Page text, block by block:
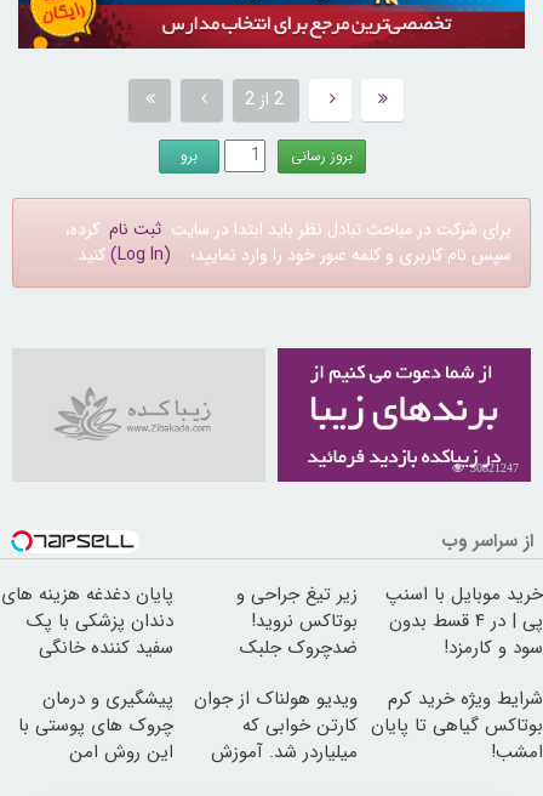
2 از 2
برای شرکت در مباحث تبادل نظر باید ابتدا در سایت ثبت نام کرده،
سپس نام کاربری و کلمه عبور خود را وارد نمایید؛ (Log In) کنید.
30821247
از سراسر وب
خرید موبایل با اسنپ
پی | در ۴ قسط بدون
سود و کارمزد!
زیر تیغ جراحی و
بوتاکس نروید!
ضدچروک جلبک
پایان دغدغه هزینه های
دندان پزشکی با پک
سفید کننده خانگی
شرایط ویژه خرید کرم
بوتاکس گیاهی تا پایان
امشب!
ویدیو هولناک از جوان
کارتن خوابی که
میلیاردر شد. آموزش
پیشگیری و درمان
چروک های پوستی با
این روش امن